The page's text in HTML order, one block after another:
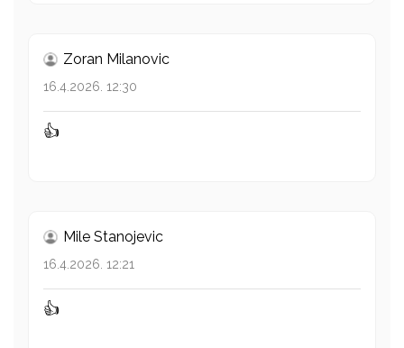
Zoran Milanovic
16.4.2026. 12:30
👍
Mile Stanojevic
16.4.2026. 12:21
👍